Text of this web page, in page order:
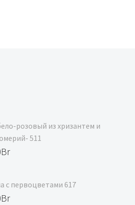
розовый из хризантем и
511
Br
с первоцветами 617
Br